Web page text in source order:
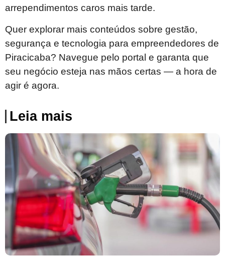
arrependimentos caros mais tarde.
Quer explorar mais conteúdos sobre gestão,
segurança e tecnologia para empreendedores de
Piracicaba? Navegue pelo portal e garanta que
seu negócio esteja nas mãos certas — a hora de
agir é agora.
Leia mais